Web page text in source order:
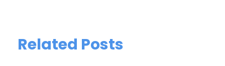
Related Posts